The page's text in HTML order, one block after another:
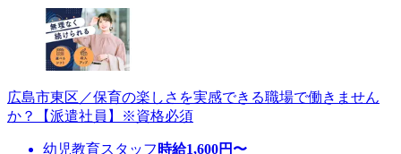
広島市東区／保育の楽しさを実感できる職場で働きません
か？【派遣社員】※資格必須
幼児教育スタッフ 時給1,600円〜